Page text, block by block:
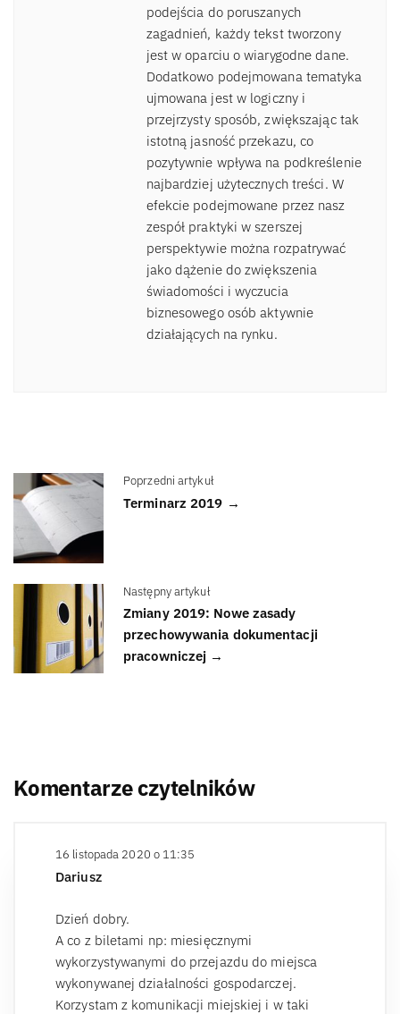
podejścia do poruszanych
zagadnień, każdy tekst tworzony
jest w oparciu o wiarygodne dane.
Dodatkowo podejmowana tematyka
ujmowana jest w logiczny i
przejrzysty sposób, zwiększając tak
istotną jasność przekazu, co
pozytywnie wpływa na podkreślenie
najbardziej użytecznych treści. W
efekcie podejmowane przez nasz
zespół praktyki w szerszej
perspektywie można rozpatrywać
jako dążenie do zwiększenia
świadomości i wyczucia
biznesowego osób aktywnie
działających na rynku.
Poprzedni artykuł
Terminarz 2019 →
Następny artykuł
Zmiany 2019: Nowe zasady
przechowywania dokumentacji
pracowniczej →
Komentarze czytelników
16 listopada 2020 o 11:35
Dariusz
Dzień dobry.
A co z biletami np: miesięcznymi
wykorzystywanymi do przejazdu do miejsca
wykonywanej działalności gospodarczej.
Korzystam z komunikacji miejskiej i w taki